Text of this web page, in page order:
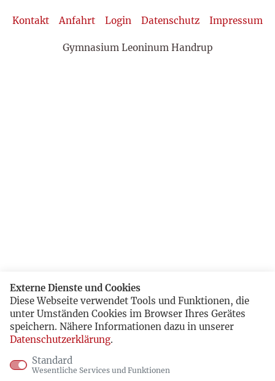
Kontakt Anfahrt Login Datenschutz Impressum
Gymnasium Leoninum Handrup
Externe Dienste und Cookies
Diese Webseite verwendet Tools und Funktionen, die
unter Umständen Cookies im Browser Ihres Gerätes
speichern. Nähere Informationen dazu in unserer
Datenschutzerklärung.
Standard
Wesentliche Services und Funktionen